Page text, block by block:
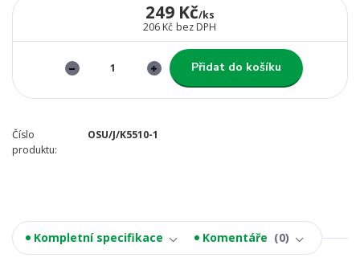
249 Kč/ks
206 Kč bez DPH
Přidat do košíku
Číslo
produktu:
OSU/J/K5510-1
Kompletní specifikace Komentáře 0